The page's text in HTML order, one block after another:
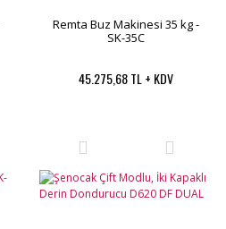
Remta Buz Makinesi 35 kg -
SK-35C
45.275,68 TL + KDV